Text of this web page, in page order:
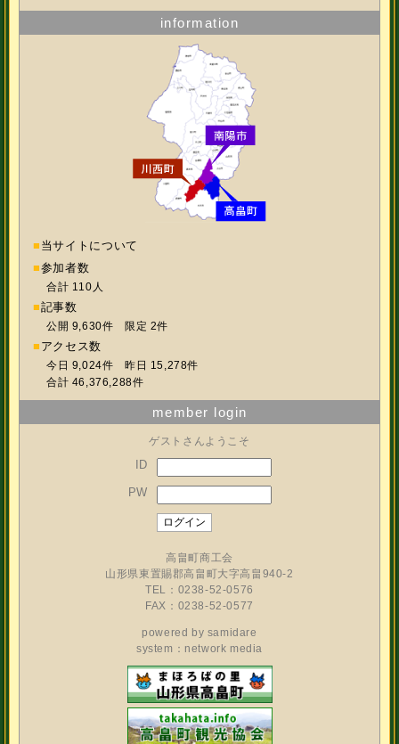
information
■ 当サイトについて
■参加者数
合計 110人
■記事数
公開 9,630件 限定 2件
■ アクセス数
今日 9,024件 昨日 15,278件
合計 46,376,288件
member login
ゲストさんようこそ
ID
PW
高畠町商工会
山形県東置賜郡高畠町大字高畠940-2
TEL：0238-52-0576
FAX：0238-52-0577
powered by samidare
system：network media